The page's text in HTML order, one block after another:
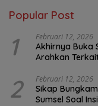
Popular Post
1 Februari 12, 2026
Akhirnya Buka
Arahkan
2 Februari 12, 2026
Sikap
Sumsel Soal